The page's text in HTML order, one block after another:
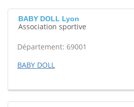
BABY DOLL Lyon
Association sportive
Département: 69001
BABY DOLL